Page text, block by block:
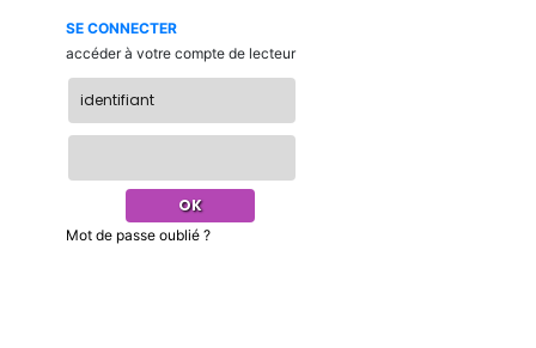
SE CONNECTER
accéder à votre compte de lecteur
Mot de passe oublié ?